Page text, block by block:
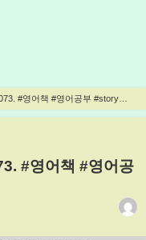
#영어책 #영어공